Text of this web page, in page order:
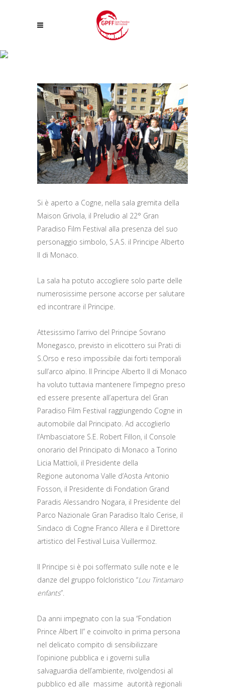
Si è aperto a Cogne, nella sala gremita della
Maison Grivola, il Preludio al 22° Gran
Paradiso Film Festival alla presenza del suo
personaggio simbolo, S.A.S. il Principe Alberto
II di Monaco.
La sala ha potuto accogliere solo parte delle
numerosissime persone accorse per salutare
ed incontrare il Principe.
Attesissimo l’arrivo del Principe Sovrano
Monegasco, previsto in elicottero sui Prati di
S.Orso e reso impossibile dai forti temporali
sull’arco alpino. Il Principe Alberto II di Monaco
ha voluto tuttavia mantenere l’impegno preso
ed essere presente all’apertura del Gran
Paradiso Film Festival raggiungendo Cogne in
automobile dal Principato. Ad accoglierlo
l’Ambasciatore S.E. Robert Fillon, il Console
onorario del Principato di Monaco a Torino
Licia Mattioli, il Presidente della
Regione autonoma Valle d’Aosta Antonio
Fosson, il Presidente di Fondation Grand
Paradis Alessandro Nogara, il Presidente del
Parco Nazionale Gran Paradiso Italo Cerise, il
Sindaco di Cogne Franco Allera e il Direttore
artistico del Festival Luisa Vuillermoz.
Il Principe si è poi soffermato sulle note e le
danze del gruppo folcloristico “Lou Tintamaro
enfants”.
Da anni impegnato con la sua “Fondation
Prince Albert II” e coinvolto in prima persona
nel delicato compito di sensibilizzare
l’opinione pubblica e i governi sulla
salvaguardia dell’ambiente, rivolgendosi al
pubblico ed alle massime autorità regionali